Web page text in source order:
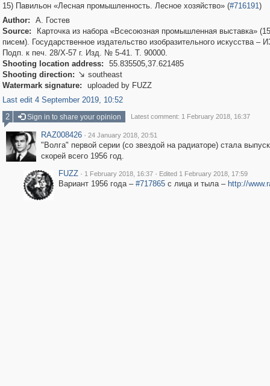
15) Павильон «Лесная промышленность. Лесное хозяйство» (#716191)
Author:
А. Гостев
Source:
Карточка из набора «Всесоюзная промышленная выставка»
писем). Государственное издательство изобразительного искусства –
Подп. к печ. 28/Х-57 г. Изд. № 5-41. Т. 90000.
Shooting location address:
55.835505,37.621485
Shooting direction:  southeast
Watermark signature:
uploaded by FUZZ
Last edit 4 September 2019, 10:52
2
Sign in to share your opinion Latest comment: 1 February 2018, 16:37
RAZ008426 · 24 January 2018, 20:51
"Волга" первой серии (со звездой на радиаторе) стала
скорей всего 1956 год.
FUZZ · 1 February 2018, 16:37 · Edited 1 February 2018, 17:59
Вариант 1956 года – #717865с лица и тыла – http://